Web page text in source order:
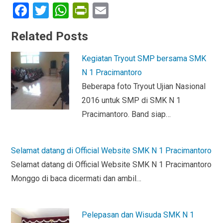
F
ce
b
o
o
k
T
wi
tt
er
W
at
s
A
p
p
Pr
ri
e
n
dl
y
Related Posts
Kegiatan Tryout SMP bersama SMK
N 1 Pracimantoro
Beberapa foto Tryout Ujian Nasional
2016 untuk SMP di SMK N 1
Pracimantoro. Band siap…
Selamat datang di Official Website SMK N 1 Pracimantoro
Selamat datang di Official Website SMK N 1 Pracimantoro
Monggo di baca dicermati dan ambil…
Pelepasan dan Wisuda SMK N 1